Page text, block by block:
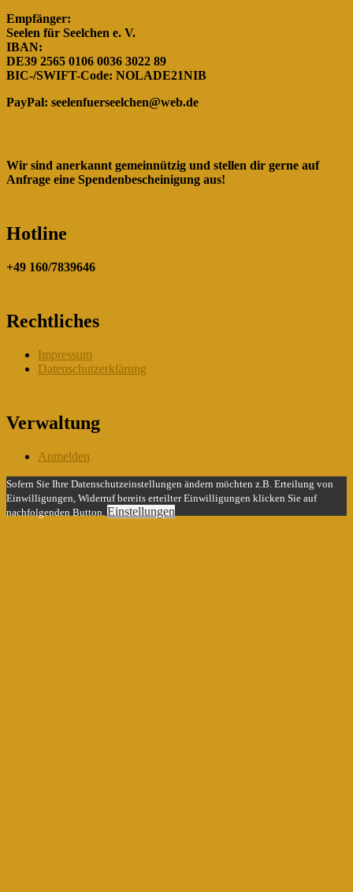
Empfänger:
Seelen für Seelchen e. V.
IBAN:
DE39 2565 0106 0036 3022 89
BIC-/SWIFT-Code: NOLADE21NIB
PayPal: seelenfuerseelchen@web.de
Wir sind anerkannt gemeinnützig und stellen dir gerne auf
Anfrage eine Spendenbescheinigung aus!
Hotline
+49 160/7839646
Rechtliches
Impressum
Datenschutzerklärung
Verwaltung
Anmelden
Sofern Sie Ihre Datenschutzeinstellungen ändern möchten z.B. Erteilung von
Einwilligungen, Widerruf bereits erteilter Einwilligungen klicken Sie auf
nachfolgenden Button. Einstellungen